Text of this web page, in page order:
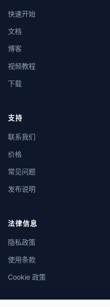
快速开始
文档
博客
视频教程
下载
支持
联系我们
价格
常见问题
发布说明
法律信息
隐私政策
使用条款
Cookie 政策